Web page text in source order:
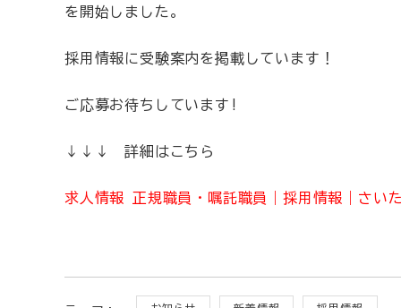
を開始しました。
採用情報に受験案内を掲載しています！
ご応募お待ちしています!
↓↓↓ 詳細はこちら
求人情報 正規職員・嘱託職員｜採用情報｜さい